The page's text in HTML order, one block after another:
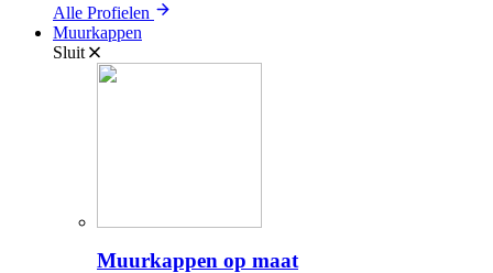
Alle Profielen
Muurkappen
Sluit
Muurkappen op maat